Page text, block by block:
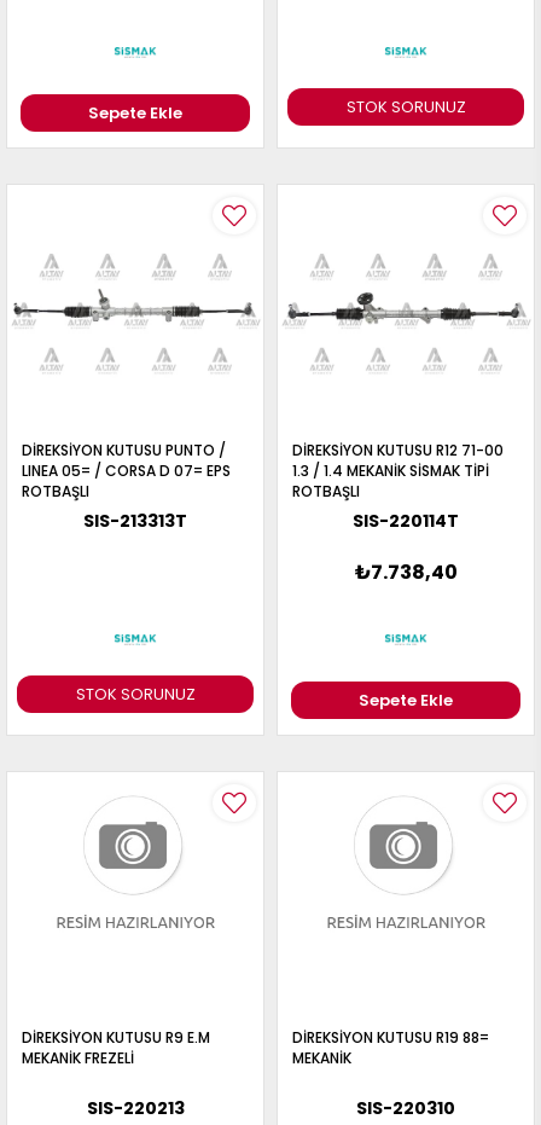
Sepete Ekle STOK SORUNUZ
STOK SORUNUZ
DİREKSİYON KUTUSU PUNTO /
LINEA 05= / CORSA D 07= EPS
ROTBAŞLI
SIS-213313T
DİREKSİYON KUTUSU R12 71-00
1.3 / 1.4 MEKANİK SİSMAK TİPİ
ROTBAŞLI
SIS-220114T
₺7.738,40
Sepete Ekle
DİREKSİYON KUTUSU R9 E.M
MEKANİK FREZELİ
SIS-220213
DİREKSİYON KUTUSU R19 88=
MEKANİK
SIS-220310